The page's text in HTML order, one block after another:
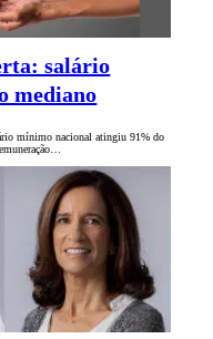
salário
mediano
mínimo nacional atingiu 91% do